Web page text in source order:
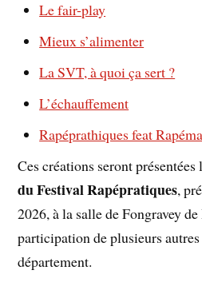
Le fair-play
Mieux s’alimenter
La SVT, à quoi ça sert ?
L’échauffement
Rapéprathiques feat
Ces créations seront
du Festival Rapépratiques,
2026, à la salle de Fongravey
participation de plusieurs
département.